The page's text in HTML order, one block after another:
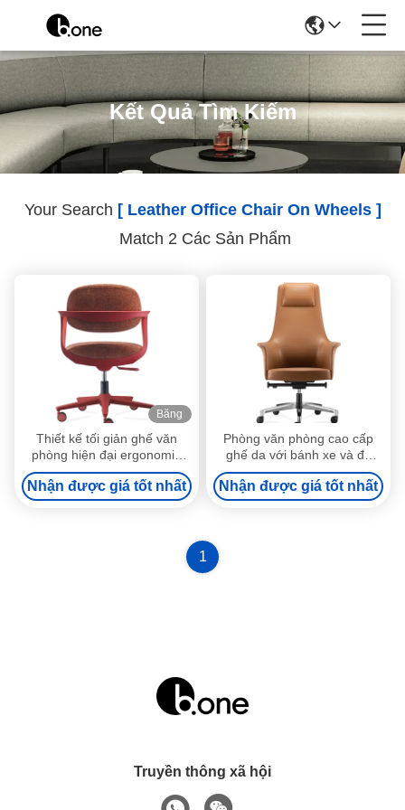
Kết Quả Tìm Kiếm
Your Search [ Leather Office Chair On Wheels ]
Match 2 Các Sản Phẩm
Băng
hình
Thiết kế tối giản ghế văn
phòng hiện đại ergonomic
với bánh xe thiết kế tùy chỉnh
Nhận được giá tốt nhất
Phòng văn phòng cao cấp
ghế da với bánh xe và độ
cao điều chỉnh
Nhận được giá tốt nhất
1
Truyền thông xã hội